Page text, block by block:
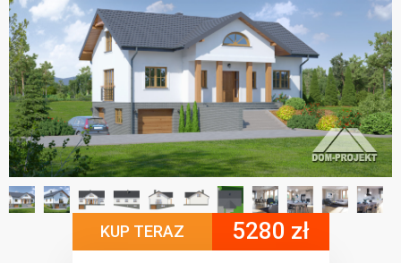
KUP TERAZ 5280 zł